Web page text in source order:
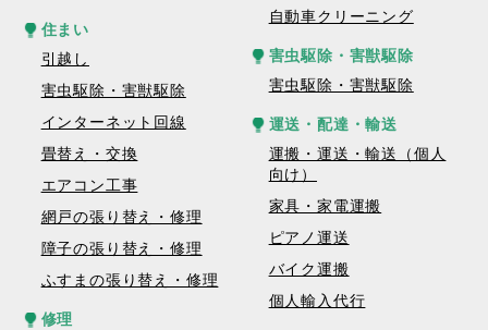
住まい
引越し
害虫駆除・害獣駆除
インターネット回線
畳替え・交換
エアコン工事
網戸の張り替え・修理
障子の張り替え・修理
ふすまの張り替え・修理
修理
自動車クリーニング
害虫駆除・害獣駆除
害虫駆除・害獣駆除
運送・配達・輸送
運搬・運送・輸送（個人
向け）
家具・家電運搬
ピアノ運送
バイク運搬
個人輸入代行